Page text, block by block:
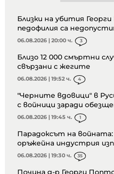
Близки на убития
педофилия са
06.08.2026 | 20:00 ч. 3
Близо 12 000 смъртни
свързани с жегите
06.08.2026 | 19:52 ч. 4
"Черните вдовици" в
с войници заради
06.08.2026 | 19:45 ч. 1
Парадоксът на
оръжейна индустрия
06.08.2026 | 19:30 ч. 35
Почина д-р Георги